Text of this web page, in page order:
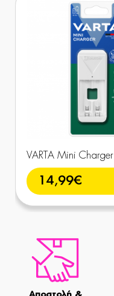
VARTA Mini Charger
14,99€